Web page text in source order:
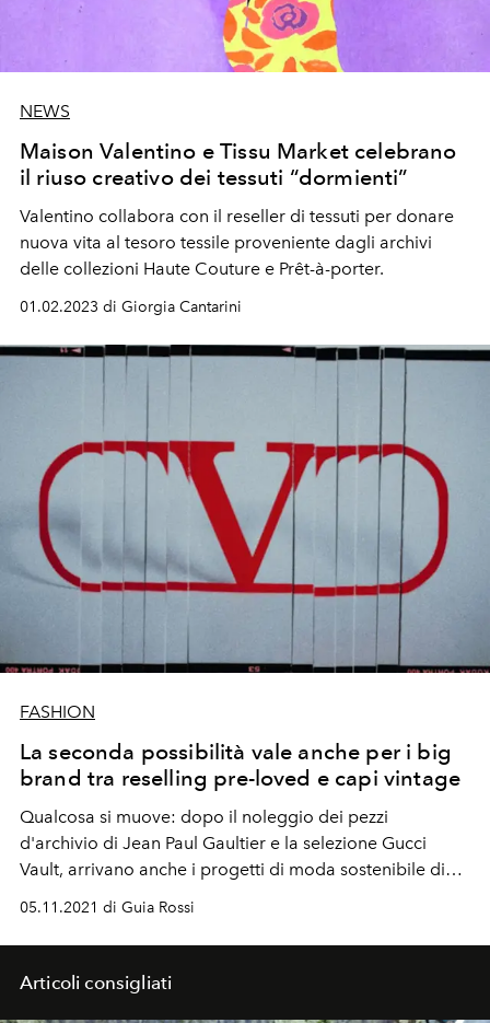
NEWS
Maison Valentino e Tissu Market celebrano
il riuso creativo dei tessuti “dormienti”
Valentino collabora con il reseller di tessuti per donare
nuova vita al tesoro tessile proveniente dagli archivi
delle collezioni Haute Couture e Prêt-à-porter.
01.02.2023 di Giorgia Cantarini
FASHION
La seconda possibilità vale anche per i big
brand tra reselling pre-loved e capi vintage
Qualcosa si muove: dopo il noleggio dei pezzi
d'archivio di Jean Paul Gaultier e la selezione Gucci
Vault, arrivano anche i progetti di moda sostenibile di
Valentino e Sandro dedicati alla riscoperta dei capi
05.11.2021 di Guia Rossi
Articoli consigliati